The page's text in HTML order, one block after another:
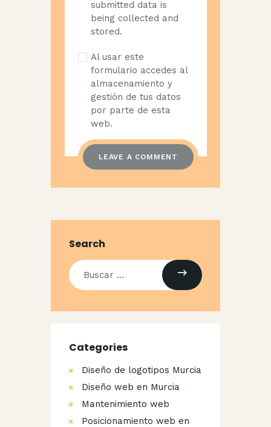
submitted data is
being collected and
stored.
Al usar este
formulario accedes al
almacenamiento y
gestión de tus datos
por parte de esta
web.
Search
Buscar:
Categories
Diseño de logotipos Murcia
Diseño web en Murcia
Mantenimiento web
Posicionamiento web en